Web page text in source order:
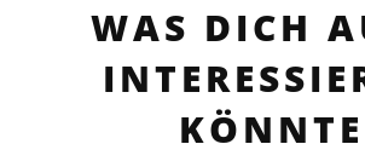
WAS DICH
KÖNNTE